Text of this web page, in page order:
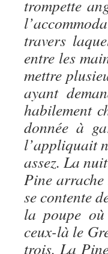
trompette
travers
entre les
mettre
ayant
habilement
donnée à
l’appliquait
assez. La
Pine
se contente
la poupe
ceux-là le
trois. La